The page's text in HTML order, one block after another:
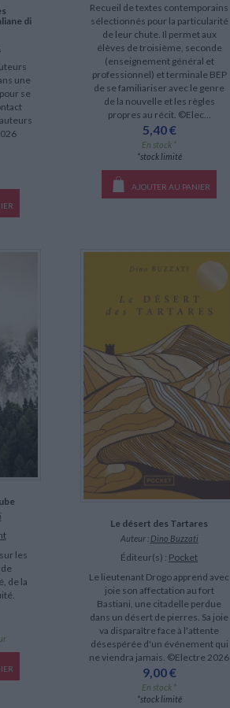
di
une
se
Recueil de textes contemporains
sélectionnés pour la particularité
de leur chute. Il permet aux
élèves de troisième, seconde
(enseignement général et
professionnel) et terminale BEP
de se familiariser avec le genre
de la nouvelle et les règles
propres au récit. ©Elec...
5,40 €
En stock *
*stock limité
AJOUTER AU PANIER
les
de la
Le désert des Tartares
Auteur : Dino Buzzati
Éditeur(s) : Pocket
Le lieutenant Drogo apprend avec
joie son affectation au fort
Bastiani, une citadelle perdue
dans un désert de pierres. Sa joie
va disparaître face à l'attente
désespérée d'un événement qui
ne viendra jamais. ©Electre 2026
9,00 €
En stock *
*stock limité